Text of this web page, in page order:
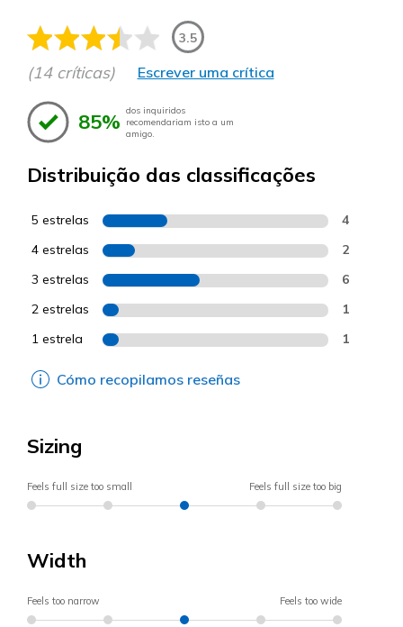
3.5
(14 críticas) Escrever uma crítica
85% dos inquiridos
recomendariam isto a um
amigo.
Distribuição das classificações
5 estrelas 4
4 estrelas 2
3 estrelas 6
2 estrelas 1
1 estrela 1
Cómo recopilamos reseñas
Sizing
Feels full size too small Feels full size too big
Width
Feels too narrow Feels too wide